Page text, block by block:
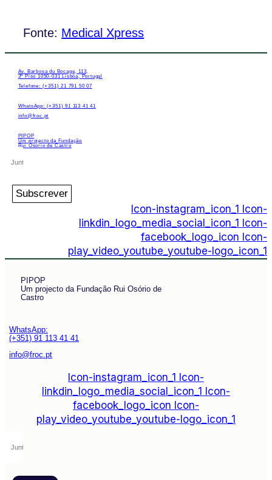
Fonte: Medical Xpress
Av. Barbosa du Bocage, 113,
3º Piso 1050-031 Lisboa, Portugal
Telefone: (+351) 21 791 50 07
WhatsApp: (+351) 91 113 41 41
info@froc.pt
PIPOP
Um projecto da Fundação
Rui Osório de Castro
Subscrever
Icon-instagram_icon_1 Icon-
linkdin_logo_media_social_icon_1 Icon-
facebook_logo_icon Icon-
play_video_youtube_youtube-logo_icon_1
PIPOP
Um projecto da Fundação Rui Osório de
Castro
WhatsApp:
(+351) 91 113 41 41
info@froc.pt
Icon-instagram_icon_1 Icon-
linkdin_logo_media_social_icon_1 Icon-
facebook_logo_icon Icon-
play_video_youtube_youtube-logo_icon_1